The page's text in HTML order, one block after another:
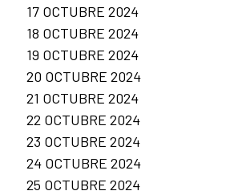
17 OCTUBRE 2024
18 OCTUBRE 2024
19 OCTUBRE 2024
20 OCTUBRE 2024
21 OCTUBRE 2024
22 OCTUBRE 2024
23 OCTUBRE 2024
24 OCTUBRE 2024
25 OCTUBRE 2024